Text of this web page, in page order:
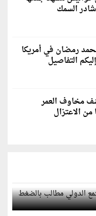
السمك
رمضان في أمريكا
التفاصيل
مخاوف العمر
الاعتزال
الدولي مطالب